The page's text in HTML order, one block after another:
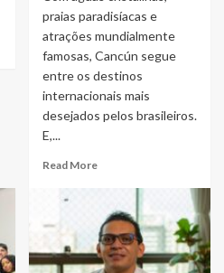
praias paradisíacas e
atrações mundialmente
famosas, Cancún segue
entre os destinos
internacionais mais
desejados pelos brasileiros.
E,...
Read MoreRead
Brasileiros
em
Cancún
ultrapassa